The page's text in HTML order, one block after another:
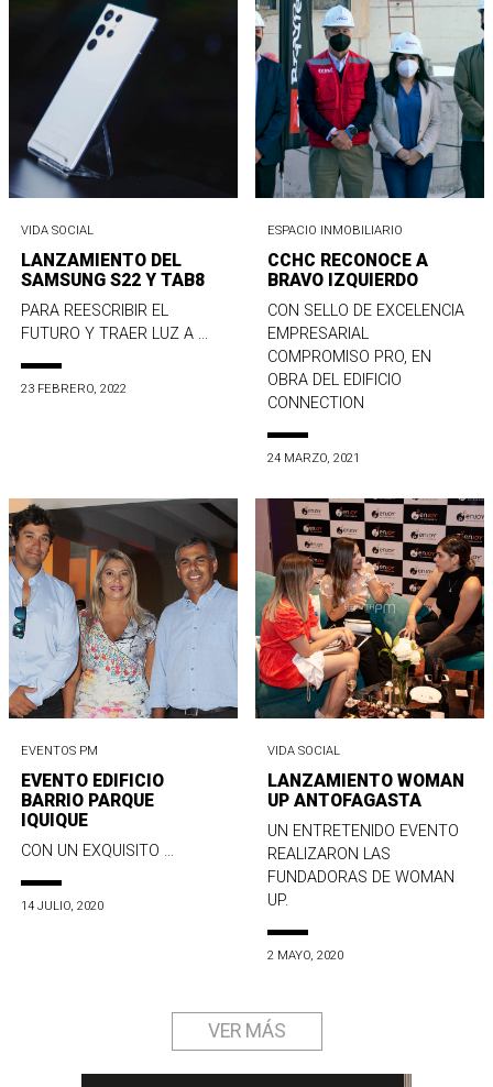
VIDA SOCIAL
LANZAMIENTO DEL
SAMSUNG S22 Y TAB8
PARA REESCRIBIR EL
FUTURO Y TRAER LUZ A ...
23 FEBRERO, 2022
ESPACIO INMOBILIARIO
CCHC RECONOCE A
BRAVO IZQUIERDO
CON SELLO DE EXCELENCIA
EMPRESARIAL
COMPROMISO PRO, EN
OBRA DEL EDIFICIO
CONNECTION
24 MARZO, 2021
EVENTOS PM
EVENTO EDIFICIO
BARRIO PARQUE
IQUIQUE
CON UN EXQUISITO ...
14 JULIO, 2020
VIDA SOCIAL
LANZAMIENTO WOMAN
UP ANTOFAGASTA
UN ENTRETENIDO EVENTO
REALIZARON LAS
FUNDADORAS DE WOMAN
UP.
2 MAYO, 2020
VER MÁS